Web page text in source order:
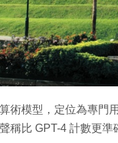
術模型，定位為專門
稱比 GPT-4 計數更準